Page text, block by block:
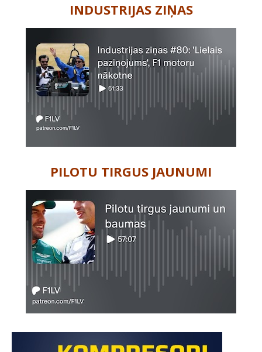
INDUSTRIJAS ZIŅAS
PILOTU TIRGUS JAUNUMI